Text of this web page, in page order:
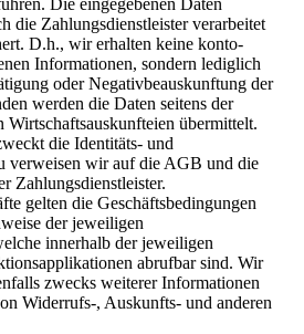
Die eingegebenen Daten
die Zahlungsdienstleister verarbeitet
D.h., wir erhalten keine konto-
Informationen, sondern lediglich
oder Negativbeauskunftung der
werden die Daten seitens der
Wirtschaftsauskunfteien übermittelt.
die Identitäts- und
verweisen wir auf die AGB und die
Zahlungsdienstleister.
gelten die Geschäftsbedingungen
der jeweiligen
innerhalb der jeweiligen
abrufbar sind. Wir
zwecks weiterer Informationen
Widerrufs-, Auskunfts- und anderen